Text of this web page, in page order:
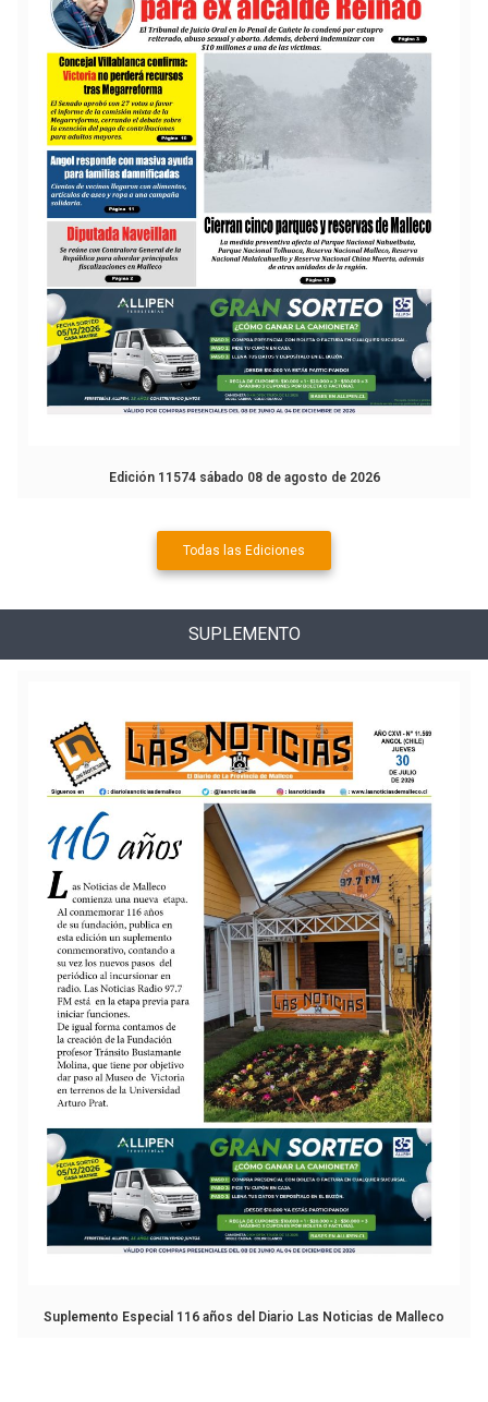
Edición 11574 sábado 08 de agosto de 2026
Todas las Ediciones
SUPLEMENTO
Suplemento Especial 116 años del Diario Las Noticias de Malleco